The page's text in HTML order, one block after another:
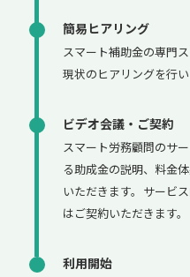
簡易ヒアリング
スマート補助金の専門
現状のヒアリングを行い
ビデオ会議・ご契約
スマート労務顧問のサ
る助成金の説明、料金
いただきます。サービ
はご契約いただきます。
利用開始